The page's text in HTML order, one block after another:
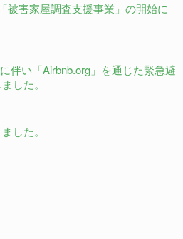
被害家屋調査支援事業」の開始に
伴い「Airbnb.org」を通じた緊急避
した。
した。